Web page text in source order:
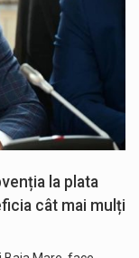
la plata
cât mai mulți